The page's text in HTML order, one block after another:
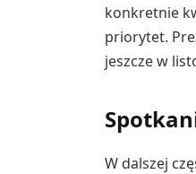
konkretnie
priorytet.
jeszcze w
W dalszej